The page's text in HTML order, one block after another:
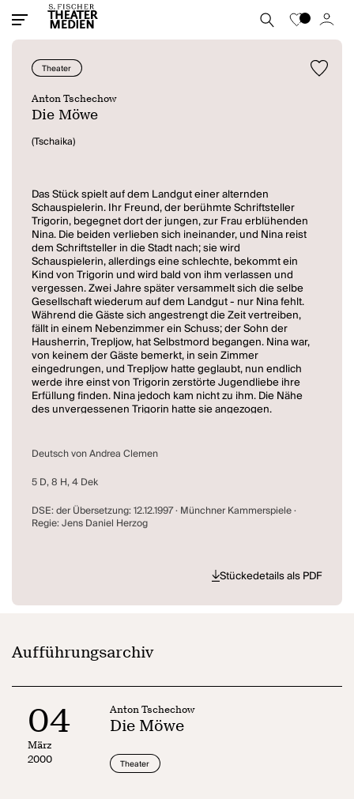
Theater
Anton Tschechow
Die Möwe
(Tschaika)
Das Stück spielt auf dem Landgut einer alternden
Schauspielerin. Ihr Freund, der berühmte Schriftsteller
Trigorin, begegnet dort der jungen, zur Frau erblühenden
Nina. Die beiden verlieben sich ineinander, und Nina reist
dem Schriftsteller in die Stadt nach; sie wird
Schauspielerin, allerdings eine schlechte, bekommt ein
Kind von Trigorin und wird bald von ihm verlassen und
vergessen. Zwei Jahre später versammelt sich die selbe
Gesellschaft wiederum auf dem Landgut - nur Nina fehlt.
Während die Gäste sich angestrengt die Zeit vertreiben,
fällt in einem Nebenzimmer ein Schuss; der Sohn der
Hausherrin, Trepljow, hat Selbstmord begangen. Nina war,
von keinem der Gäste bemerkt, in sein Zimmer
eingedrungen, und Trepljow hatte geglaubt, nun endlich
werde ihre einst von Trigorin zerstörte Jugendliebe ihre
Erfüllung finden. Nina jedoch kam nicht zu ihm. Die Nähe
des unvergessenen Trigorin hatte sie angezogen.
Literatur Lexikon)
Deutsch von Andrea Clemen
5 D, 8 H, 4 Dek
DSE: der Übersetzung: 12.12.1997 · Münchner Kammerspiele ·
Regie: Jens Daniel Herzog
Stückedetails als PDF
Aufführungsarchiv
04
März
2000
Anton Tschechow
Die Möwe
Theater